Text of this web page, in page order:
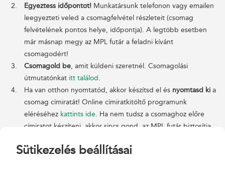
Egyeztess időpontot! Munkatársunk telefonon vagy emailen
leegyezteti veled a csomagfelvétel részleteit (csomag
felvételének pontos helye, időpontja). A legtöbb esetben
már másnap megy az MPL futár a feladni kívánt
csomagodért!
Csomagold be, amit küldeni szeretnél. Csomagolási
útmutatónkat itt találod.
Ha van otthon nyomtatód, akkor készítsd el és nyomtasd ki a
csomag címiratát! Online címiratkitöltő programunk
eléréséhez kattints ide. Ha nem tudsz a csomaghoz előre
címiratot készíteni, akkor sincs gond, az MPL futár biztosítja
Fizesd kia csomag feladási díját (háznál történő felvétel
Sütikezelés beállításai